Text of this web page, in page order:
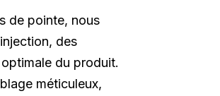
de pointe, nous
des
du produit.
méticuleux,